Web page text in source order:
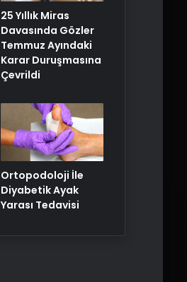
25 Yıllık Miras
Davasında Gözler
Temmuz Ayındaki
Karar Duruşmasına
Çevrildi
Ortopodoloji İle
Diyabetik Ayak
Yarası Tedavisi